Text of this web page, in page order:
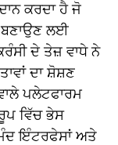
ਕਰਦਾ ਹੈ ਜੋ
ਲਈ
ਦੇ ਤੇਜ਼ ਵਾਧੇ ਨੇ
ਦਾ ਸ਼ੋਸ਼ਣ
ਪਲੇਟਫਾਰਮ
ਵਿੱਚ ਭੇਸ
ਇੰਟਰਫੇਸਾਂ ਅਤੇ